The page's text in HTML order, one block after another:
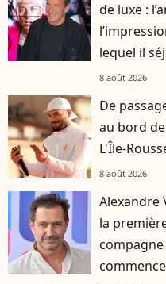
de luxe :
lequel il
8 août 2026
De
au bord
L'Île-
8 août 2026
Alexandre
la